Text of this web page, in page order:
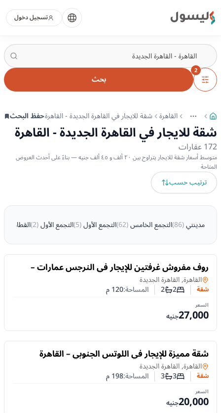
ليسول تسجيل دخول
2
بحث
More
عرض المزيد من المسارات
القاهرة شقة للايجار في القاهرة الجديدة - القاهرةحفظ البحث
شقة للايجار في القاهرة الجديدة - القاهرة
172عقارات
متوسط أسعار شقة للايجار يتراوح بين ٢٠ ألف و ٤٥ ألف جنيه — بناءً على أحدث العروض
المتاحة
ترتيب حسب
مدينتي(
86
)التجمع الخامس(
62
)التجمع الأول(
5
)التجمع الأول(
2
)القطامية
للايجار
روف مفروش غرفتين للإيجار في النرجس عمارات –
التجمع الخامس | تراس وروف خارجي
شقةفي
القاهرة, القاهرة الجديدة
شقة عدد غرف النوم
2عدد الحمامات
2 المساحة:120م
السعر
27,000جنيه
للايجار
شقة مميزة للإيجار في اللوتس الجنوبي – القاهرة
الجديدة، بمساحة واسعة 198 م²
شقةفي
القاهرة, القاهرة الجديدة
شقة عدد غرف النوم
3عدد الحمامات
3 المساحة:198م
السعر
20,000جنيه